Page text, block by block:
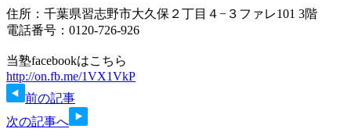
住所：千葉県習志野市大久保２丁目４−３ファレ101 3階
電話番号：0120-726-926
当塾facebookはこちら
http://on.fb.me/1VX1VkP
前の記事
次の記事へ